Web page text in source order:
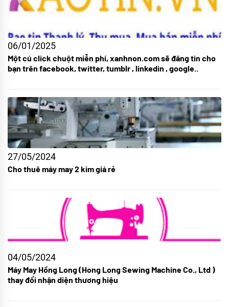
06/01/2025
Một cú click chuột miễn phí, xanhnon.com sẽ đăng tin cho
bạn trên facebook, twitter, tumblr , linkedin , google..
27/05/2024
Cho thuê máy may 2 kim giá rẻ
04/05/2024
Máy May Hồng Long (Hong Long Sewing Machine Co., Ltd )
thay đổi nhận diện thương hiệu